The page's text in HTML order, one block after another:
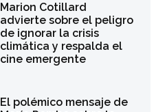
Marion Cotillard
advierte sobre el peligro
de ignorar la crisis
climática y respalda el
cine emergente
El polémico mensaje de